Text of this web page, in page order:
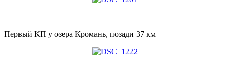
Первый КП у озера Кромань, позади 37 км